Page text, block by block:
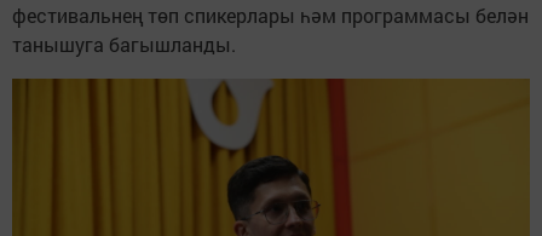
фестивальнең төп спикерлары һәм программасы белән
танышуга багышланды.